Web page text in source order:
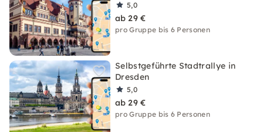
5,0
ab 29 €
pro Gruppe bis 6 Personen
Selbstgeführte Stadtrallye in
Dresden
5,0
ab 29 €
pro Gruppe bis 6 Personen